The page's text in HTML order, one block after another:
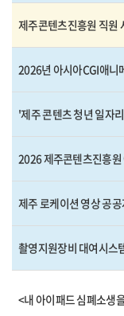
제주콘텐츠진흥원 직원
2026년 아시아CGI애니
'제주 콘텐츠 청년 일자
2026 제주콘텐츠진흥
제주 로케이션 영상 공
촬영지원장비 대여시스
<내 아이패드 심폐소생